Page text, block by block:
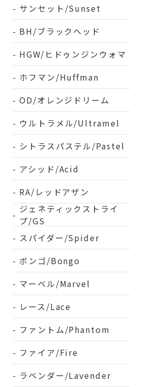
サンセット/Sunset
BH/ブラックヘッド
HGW/ヒドゥンジンウォマ
ホフマン/Huffman
OD/オレンジドリーム
ウルトラメル/Ultramel
シトラスパステル/Pastel
アシッド/Acid
RA/レッドアザン
ジェネティックストライ
プ/GS
スパイダー/Spider
ボンゴ/Bongo
マーベル/Marvel
レース/Lace
ファントム/Phantom
ファイア/Fire
ラベンダー/Lavender